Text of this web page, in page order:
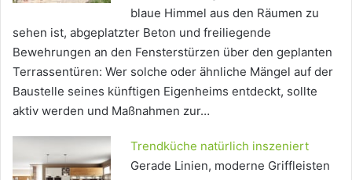
blaue Himmel aus den Räumen zu
sehen ist, abgeplatzter Beton und freiliegende
Bewehrungen an den Fensterstürzen über den geplanten
Terrassentüren: Wer solche oder ähnliche Mängel auf der
Baustelle seines künftigen Eigenheims entdeckt, sollte
aktiv werden und Maßnahmen zur…
Trendküche natürlich inszeniert
Gerade Linien, moderne Griffleisten